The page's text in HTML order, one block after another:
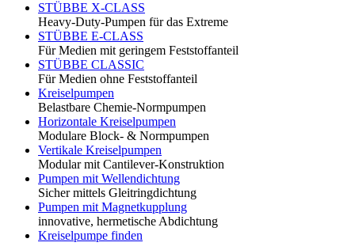
STÜBBE X-CLASS
Heavy-Duty-Pumpen für das Extreme
STÜBBE E-CLASS
Für Medien mit geringem Feststoffanteil
STÜBBE CLASSIC
Für Medien ohne Feststoffanteil
Kreiselpumpen
Belastbare Chemie-Normpumpen
Horizontale Kreiselpumpen
Modulare Block- & Normpumpen
Vertikale Kreiselpumpen
Modular mit Cantilever-Konstruktion
Pumpen mit Wellendichtung
Sicher mittels Gleitringdichtung
Pumpen mit Magnetkupplung
innovative, hermetische Abdichtung
Kreiselpumpe finden